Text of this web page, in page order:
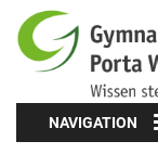
NAVIGATION